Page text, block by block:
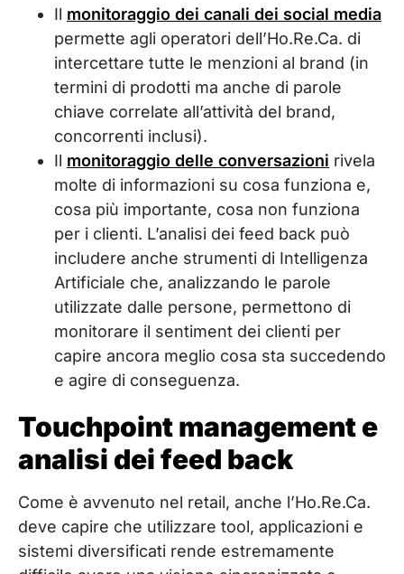
Il monitoraggio dei canali dei social media
permette agli operatori dell’Ho.Re.Ca. di
intercettare tutte le menzioni al brand (in
termini di prodotti ma anche di parole
chiave correlate all’attività del brand,
concorrenti inclusi).
Il monitoraggio delle conversazioni rivela
molte di informazioni su cosa funziona e,
cosa più importante, cosa non funziona
per i clienti. L’analisi dei feed back può
includere anche strumenti di Intelligenza
Artificiale che, analizzando le parole
utilizzate dalle persone, permettono di
monitorare il sentiment dei clienti per
capire ancora meglio cosa sta succedendo
e agire di conseguenza.
Touchpoint management e
analisi dei feed back
Come è avvenuto nel retail, anche l’Ho.Re.Ca.
deve capire che utilizzare tool, applicazioni e
sistemi diversificati rende estremamente